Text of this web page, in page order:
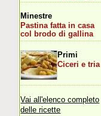
Minestre
Pastina fatta in casa
col brodo di gallina
Primi
Ciceri e tria
Vai all'elenco completo
delle ricette